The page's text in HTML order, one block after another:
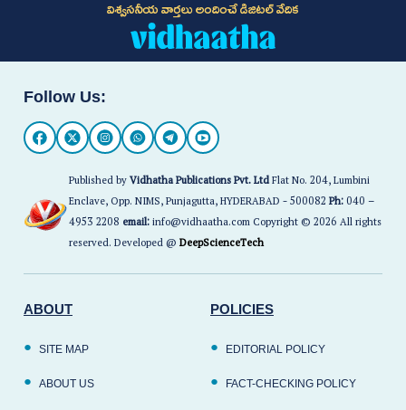
విశ్వసనీయ వార్తలు అందించే డిజిటల్ వేదిక
Follow Us:
Published byVidhatha Publications Pvt. LtdFlat No. 204, Lumbini
Enclave, Opp. NIMS, Punjagutta, HYDERABAD - 500082Ph:040 –
4953 2208 email:info@vidhaatha.com Copyright © 2026 All rights
reserved. Developed @DeepScienceTech
ABOUT
SITE MAP
ABOUT US
POLICIES
EDITORIAL POLICY
FACT-CHECKING POLICY